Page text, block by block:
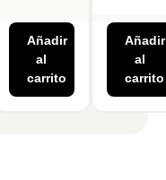
Añadir
al
carrito
Añadir
al
carrito